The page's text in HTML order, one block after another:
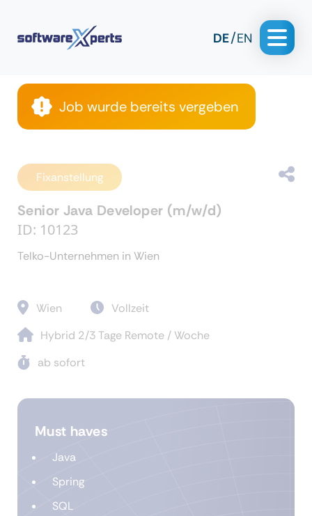
DE EN
Job wurde bereits vergeben
Fixanstellung
Senior Java Developer (m/w/d)
ID: 10123
Telko-Unternehmen in Wien
Wien
Vollzeit
Hybrid 2/3 Tage Remote / Woche
ab sofort
Must haves
Java
Spring
SQL